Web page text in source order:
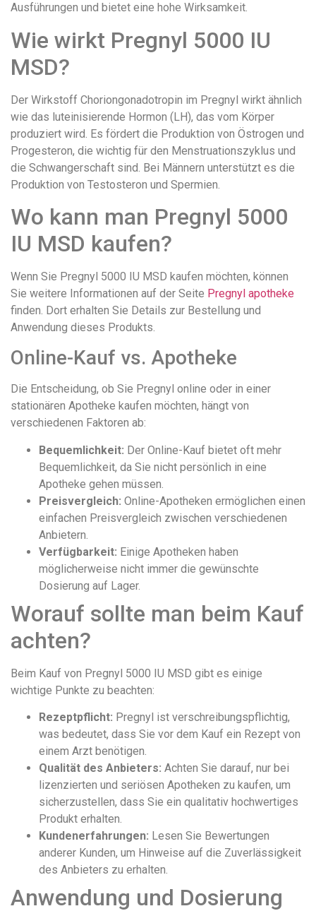
Ausführungen und bietet eine hohe Wirksamkeit.
Wie wirkt Pregnyl 5000 IU
MSD?
Der Wirkstoff Choriongonadotropin im Pregnyl wirkt ähnlich
wie das luteinisierende Hormon (LH), das vom Körper
produziert wird. Es fördert die Produktion von Östrogen und
Progesteron, die wichtig für den Menstruationszyklus und
die Schwangerschaft sind. Bei Männern unterstützt es die
Produktion von Testosteron und Spermien.
Wo kann man Pregnyl 5000
IU MSD kaufen?
Wenn Sie Pregnyl 5000 IU MSD kaufen möchten, können
Sie weitere Informationen auf der Seite Pregnyl apotheke
finden. Dort erhalten Sie Details zur Bestellung und
Anwendung dieses Produkts.
Online-Kauf vs. Apotheke
Die Entscheidung, ob Sie Pregnyl online oder in einer
stationären Apotheke kaufen möchten, hängt von
verschiedenen Faktoren ab:
Bequemlichkeit: Der Online-Kauf bietet oft mehr
Bequemlichkeit, da Sie nicht persönlich in eine
Apotheke gehen müssen.
Preisvergleich: Online-Apotheken ermöglichen einen
einfachen Preisvergleich zwischen verschiedenen
Anbietern.
Verfügbarkeit: Einige Apotheken haben
möglicherweise nicht immer die gewünschte
Dosierung auf Lager.
Worauf sollte man beim Kauf
achten?
Beim Kauf von Pregnyl 5000 IU MSD gibt es einige
wichtige Punkte zu beachten:
Rezeptpflicht: Pregnyl ist verschreibungspflichtig,
was bedeutet, dass Sie vor dem Kauf ein Rezept von
einem Arzt benötigen.
Qualität des Anbieters: Achten Sie darauf, nur bei
lizenzierten und seriösen Apotheken zu kaufen, um
sicherzustellen, dass Sie ein qualitativ hochwertiges
Produkt erhalten.
Kundenerfahrungen: Lesen Sie Bewertungen
anderer Kunden, um Hinweise auf die Zuverlässigkeit
des Anbieters zu erhalten.
Anwendung und Dosierung